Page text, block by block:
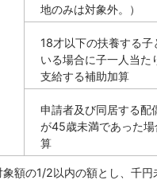
地のみは対象外。）
18才以下の扶養する子
いる場合に子一人当た
支給する補助加算
申請者及び同居する配
が45歳未満であった場
算
額の1/2以内の額とし、千円